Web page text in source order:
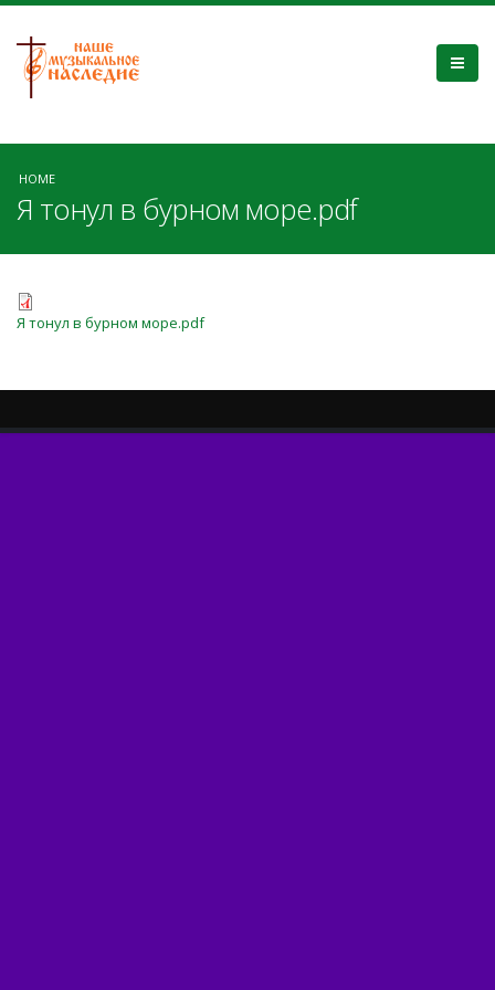
HOME
Я тонул в бурном море.pdf
Я тонул в бурном море.pdf